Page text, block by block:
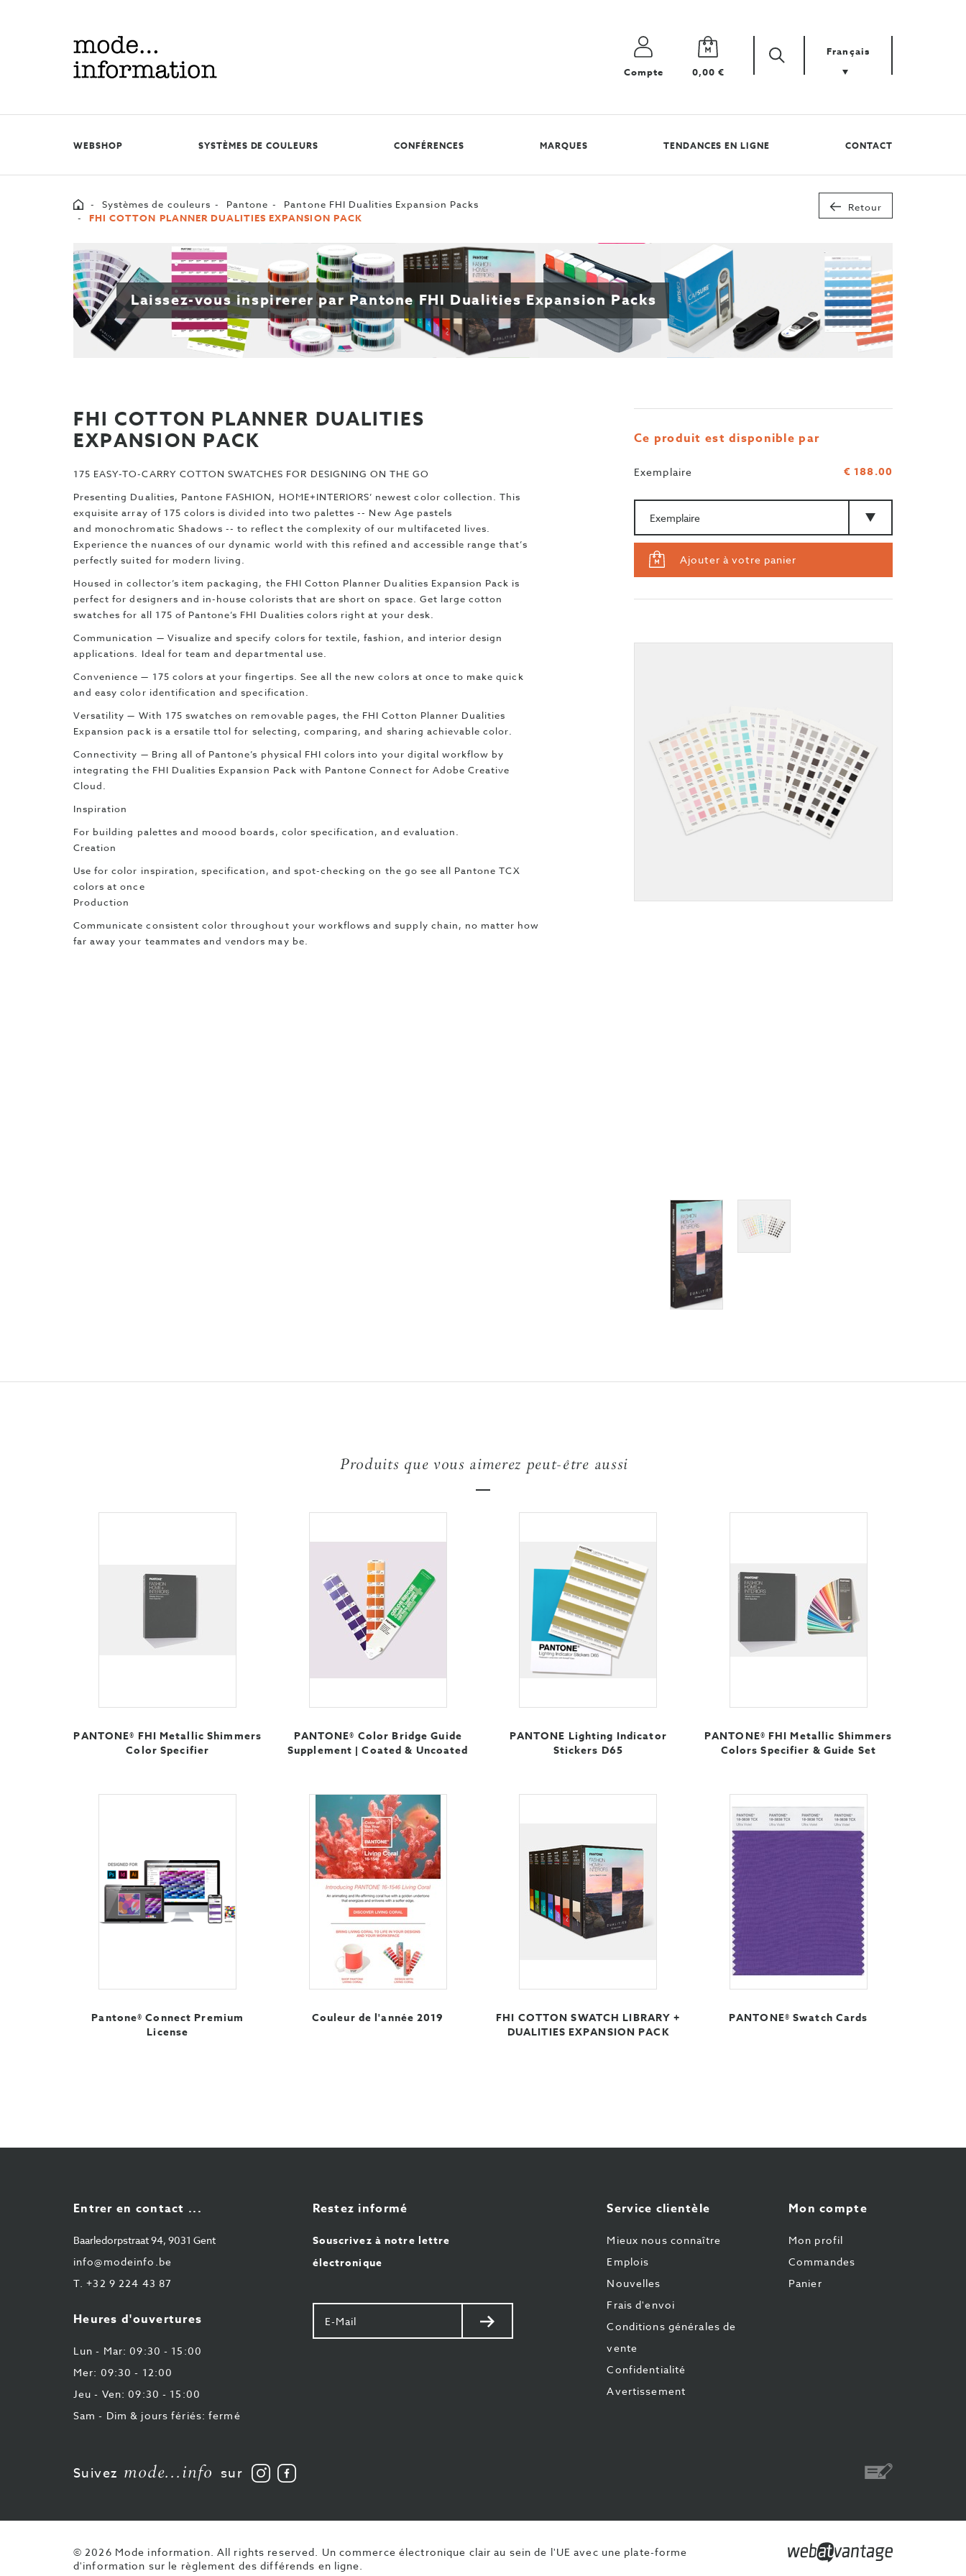
Mode
information
Compte 0,00 €
Cherchez
votre
Zoek Français
WEBSHOP SYSTÈMES DE COULEURS CONFÉRENCES MARQUES TENDANCES EN LIGNE CONTACT
HomeSystèmes de couleurs Pantone
Pantone FHI Dualities Expansion Packs
FHI COTTON PLANNER DUALITIES EXPANSION PACK
Retour
Laissez-vous inspirerer par Pantone FHI Dualities Expansion Packs
FHI COTTON PLANNER DUALITIES
EXPANSION PACK
175 EASY-TO-CARRY COTTON SWATCHES FOR DESIGNING ON THE GO
Presenting Dualities, Pantone FASHION, HOME+INTERIORS’ newest color collection. This
exquisite array of 175 colors is divided into two palettes -- New Age pastels
and monochromatic Shadows -- to reflect the complexity of our multifaceted lives.
Experience the nuances of our dynamic world with this refined and accessible range that’s
perfectly suited for modern living.
Housed in collector’s item packaging, the FHI Cotton Planner Dualities Expansion Pack is
perfect for designers and in-house colorists that are short on space. Get large cotton
swatches for all 175 of Pantone’s FHI Dualities colors right at your desk.
Communication — Visualize and specify colors for textile, fashion, and interior design
applications. Ideal for team and departmental use.
Convenience — 175 colors at your fingertips. See all the new colors at once to make quick
and easy color identification and specification.
Versatility — With 175 swatches on removable pages, the FHI Cotton Planner Dualities
Expansion pack is a ersatile ttol for selecting, comparing, and sharing achievable color.
Connectivity — Bring all of Pantone’s physical FHI colors into your digital workflow by
integrating the FHI Dualities Expansion Pack with Pantone Connect for Adobe Creative
Cloud.
Inspiration
For building palettes and moood boards, color specification, and evaluation.
Creation
Use for color inspiration, specification, and spot-checking on the go see all Pantone TCX
colors at once
Production
Communicate consistent color throughout your workflows and supply chain, no matter how
far away your teammates and vendors may be.
Ce produit est disponible par
Exemplaire
€ 188.00
Ajouter à votre panier
Produits que vous aimerez peut-être aussi
PANTONE® FHI Metallic Shimmers
Color Specifier
PANTONE® Color Bridge Guide
Supplement | Coated & Uncoated
PANTONE Lighting Indicator
Stickers D65
PANTONE® FHI Metallic Shimmers
Colors Specifier & Guide Set
Pantone® Connect Premium
License
Couleur de l'année 2019
FHI COTTON SWATCH LIBRARY +
DUALITIES EXPANSION PACK
PANTONE® Swatch Cards
Entrer en contact ...
Baarledorpstraat 94, 9031 Gent
info@modeinfo.be
T.+32 9 224 43 87
Heures d'ouvertures
Lun - Mar: 09:30 - 15:00
Mer: 09:30 - 12:00
Jeu - Ven: 09:30 - 15:00
Sam - Dim & jours fériés: fermé
Restez informé
Souscrivez à notre lettre
électronique
Votre
mail
Envoyer
Service clientèle
Mieux nous connaître
Emplois
Nouvelles
Frais d'envoi
Conditions générales de
vente
Confidentialité
Avertissement
Mon compte
Mon profil
Commandes
Panier
Suivez mode...info sur
Suivez
nous
Aimez-
nous
Virement
© 2026 Mode information. All rights reserved. Un commerce électronique clair au sein de l'UE avec une plate-forme
d'information sur le règlement des différends en ligne.